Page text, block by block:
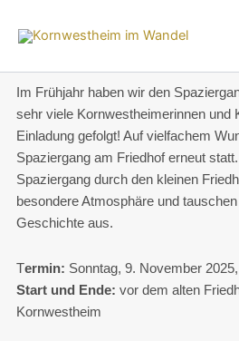
Inhalt
Im Frühjahr haben wir den
sehr viele Kornwestheimerinnen und
Einladung gefolgt! Auf vielfachem
Spaziergang am Friedhof erneut
Spaziergang durch den kleinen
besondere Atmosphäre und
Geschichte aus.
Termin: Sonntag, 9. November
Start und Ende: vor dem alten
Kornwestheim